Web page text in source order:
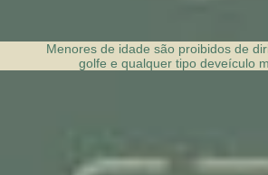
Menores de idade são proibidos de
golfe e qualquer tipo deveículo